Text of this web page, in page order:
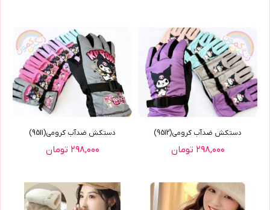
دستکش ضدآب کرومي(9512)
۲۹۸,۰۰۰ تومان
دستکش ضدآب کرومي(9511)
۲۹۸,۰۰۰ تومان